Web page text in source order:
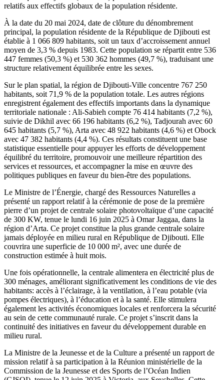
relatifs aux effectifs globaux de la population résidente.
À la date du 20 mai 2024, date de clôture du dénombrement
principal, la population résidente de la République de Djibouti est
établie à 1 066 809 habitants, soit un taux d’accroissement annuel
moyen de 3,3 % depuis 1983. Cette population se répartit entre 536
447 femmes (50,3 %) et 530 362 hommes (49,7 %), traduisant une
structure relativement équilibrée entre les sexes.
Sur le plan spatial, la région de Djibouti-Ville concentre 767 250
habitants, soit 71,9 % de la population totale. Les autres régions
enregistrent également des effectifs importants dans la dynamique
territoriale nationale : Ali-Sabieh compte 76 414 habitants (7,2 %),
suivie de Dikhil avec 66 196 habitants (6,2 %), Tadjourah avec 60
645 habitants (5,7 %), Arta avec 48 922 habitants (4,6 %) et Obock
avec 47 382 habitants (4,4 %). Ces résultats constituent une base
statistique essentielle pour appuyer les efforts de développement
équilibré du territoire, promouvoir une meilleure répartition des
services et ressources, et accompagner la mise en œuvre des
politiques publiques en faveur du bien-être des populations.
Le Ministre de l’Énergie, chargé des Ressources Naturelles a
présenté un rapport relatif à la cérémonie de pose de la première
pierre d’un projet de centrale solaire photovoltaïque d’une capacité
de 300 KW, tenue le lundi 16 juin 2025 à Omar Jaggaa, dans la
région d’Arta. Ce projet constitue la plus grande centrale solaire
jamais déployée en milieu rural en République de Djibouti. Elle
couvrira une superficie de 10 000 m², avec une durée de
construction estimée à huit mois.
Une fois opérationnelle, la centrale alimentera en électricité plus de
300 ménages, améliorant significativement les conditions de vie des
habitants: accès à l’éclairage, à la ventilation, à l’eau potable (via
pompes électriques), à l’éducation et à la santé. Elle stimulera
également les activités économiques locales et renforcera la sécurité
au sein de cette communauté rurale. Ce projet s’inscrit dans la
continuité des initiatives en faveur du développement durable en
milieu rural.
La Ministre de la Jeunesse et de la Culture a présenté un rapport de
mission relatif à sa participation à la Réunion ministérielle de la
Commission de la Jeunesse et des Sports de l’Océan Indien